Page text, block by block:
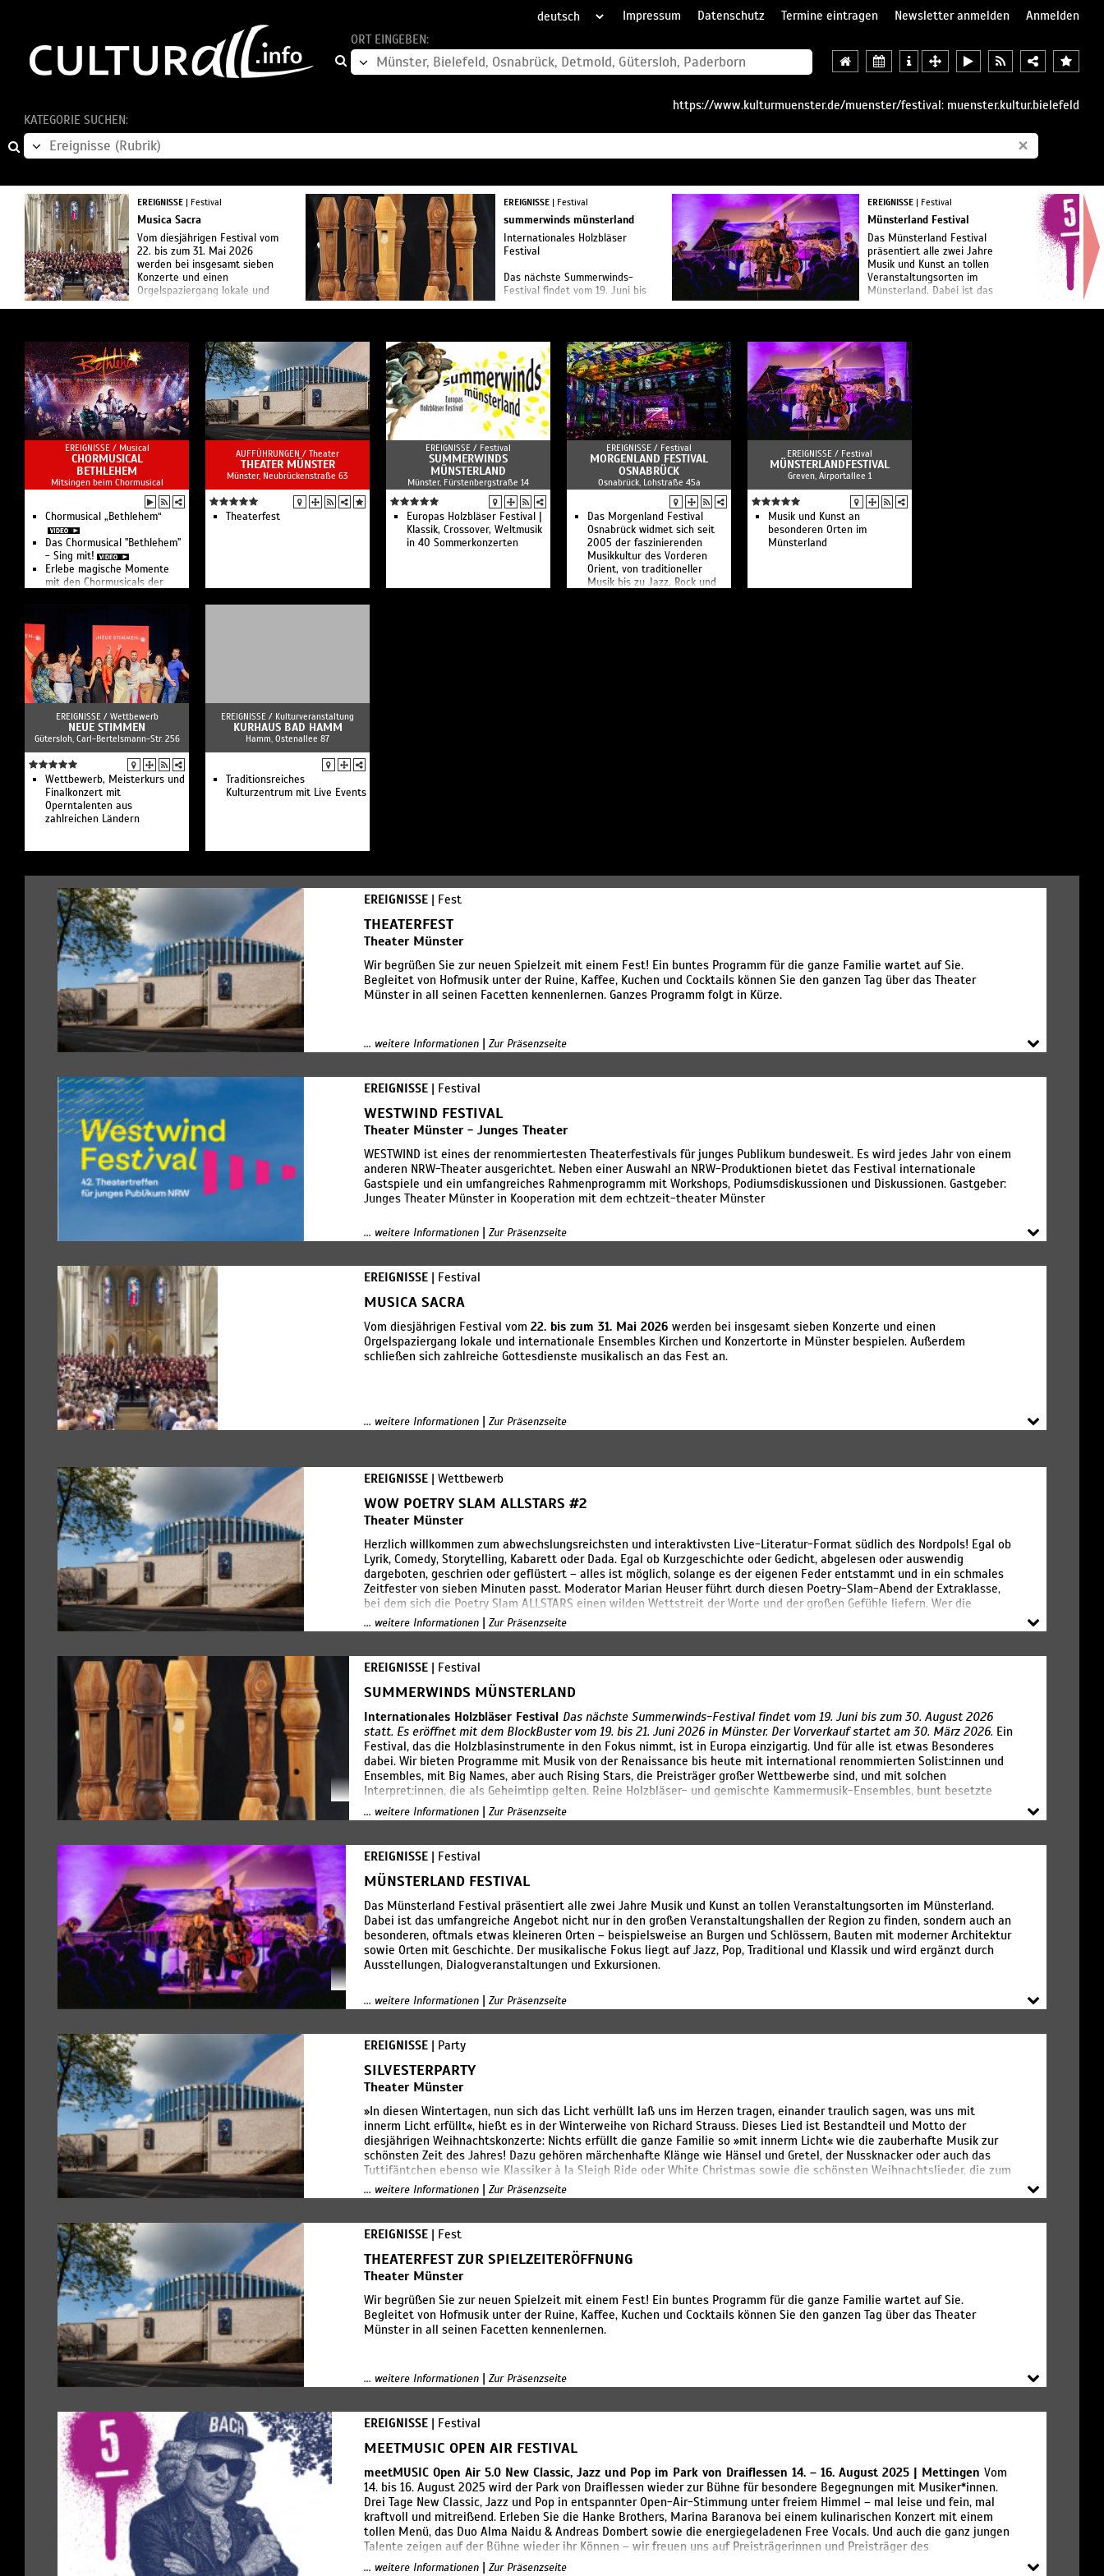
Impressum Datenschutz Termine eintragen Newsletter anmelden
Anmelden
ORT EINGEBEN:
https://www.kulturmuenster.de/muenster/festival: muenster.kultur.bielefeld
KATEGORIE SUCHEN:
×
EREIGNISSE| Festival
Musica Sacra
Vom diesjährigen Festival vom
22. bis zum 31. Mai 2026
werden bei insgesamt sieben
Konzerte und einen
Orgelspaziergang lokale und
EREIGNISSE| Festival
summerwinds münsterland
Internationales Holzbläser
Festival
Das nächste Summerwinds-
Festival findet vom 19. Juni bis
EREIGNISSE | Festival
Münsterland Festival
Das Münsterland Festival
präsentiert alle zwei Jahre
Musik und Kunst an tollen
Veranstaltungsorten im
Münsterland. Dabei ist das
EREIGNISSE / Musical
CHORMUSICAL
BETHLEHEM
Mitsingen beim Chormusical
Chormusical „Bethlehem“
Das Chormusical "Bethlehem"
- Sing mit!
Erlebe magische Momente
mit den Chormusicals der
AUFFÜHRUNGEN / Theater
THEATER MÜNSTER
Münster, Neubrückenstraße 63
Theaterfest
EREIGNISSE / Festival
SUMMERWINDS
MÜNSTERLAND
Münster, Fürstenbergstraße 14
Europas Holzbläser Festival |
Klassik, Crossover, Weltmusik
in 40 Sommerkonzerten
EREIGNISSE / Festival
MORGENLAND FESTIVAL
OSNABRÜCK
Osnabrück, Lohstraße 45a
Das Morgenland Festival
Osnabrück widmet sich seit
2005 der faszinierenden
Musikkultur des Vorderen
Orient, von traditioneller
Musik bis zu Jazz, Rock und
EREIGNISSE / Festival
MÜNSTERLANDFESTIVAL
Greven, Airportallee 1
Musik und Kunst an
besonderen Orten im
Münsterland
EREIGNISSE / Wettbewerb
NEUE STIMMEN
Gütersloh, Carl-Bertelsmann-Str. 256
Wettbewerb, Meisterkurs und
Finalkonzert mit
Operntalenten aus
zahlreichen Ländern
EREIGNISSE / Kulturveranstaltung
KURHAUS BAD HAMM
Hamm, Ostenallee 87
Traditionsreiches
Kulturzentrum mit Live Events
EREIGNISSE | Fest
THEATERFEST
Theater Münster
Wir begrüßen Sie zur neuen Spielzeit mit einem Fest! Ein buntes Programm für die ganze Familie wartet auf Sie.
Begleitet von Hofmusik unter der Ruine, Kaffee, Kuchen und Cocktails können Sie den ganzen Tag über das Theater
Münster in all seinen Facetten kennenlernen. Ganzes Programm folgt in Kürze.
... weitere Informationen | Zur Präsenzseite
EREIGNISSE | Festival
WESTWIND FESTIVAL
Theater Münster - Junges Theater
WESTWIND ist eines der renommiertesten Theaterfestivals für junges Publikum bundesweit. Es wird jedes Jahr von einem
anderen NRW-Theater ausgerichtet. Neben einer Auswahl an NRW-Produktionen bietet das Festival internationale
Gastspiele und ein umfangreiches Rahmenprogramm mit Workshops, Podiumsdiskussionen und Diskussionen. Gastgeber:
Junges Theater Münster in Kooperation mit dem echtzeit-theater Münster
... weitere Informationen | Zur Präsenzseite
EREIGNISSE | Festival
MUSICA SACRA
Vom diesjährigen Festival vom 22. bis zum 31. Mai 2026 werden bei insgesamt sieben Konzerte und einen
Orgelspaziergang lokale und internationale Ensembles Kirchen und Konzertorte in Münster bespielen. Außerdem
schließen sich zahlreiche Gottesdienste musikalisch an das Fest an.
... weitere Informationen | Zur Präsenzseite
EREIGNISSE | Wettbewerb
WOW POETRY SLAM ALLSTARS #2
Theater Münster
Herzlich willkommen zum abwechslungsreichsten und interaktivsten Live-Literatur-Format südlich des Nordpols! Egal ob
Lyrik, Comedy, Storytelling, Kabarett oder Dada. Egal ob Kurzgeschichte oder Gedicht, abgelesen oder auswendig
dargeboten, geschrien oder geflüstert – alles ist möglich, solange es der eigenen Feder entstammt und in ein schmales
Zeitfester von sieben Minuten passt. Moderator Marian Heuser führt durch diesen Poetry-Slam-Abend der Extraklasse,
bei dem sich die Poetry Slam ALLSTARS einen wilden Wettstreit der Worte und der großen Gefühle liefern. Wer die
Trophäe des Abends, die „Goldene Feder“, am Ende mit nach Hause nehmen darf, entscheidet einzig und allein die
schönste Jury der Welt, nämlich das Publikum.
... weitere Informationen | Zur Präsenzseite
EREIGNISSE | Festival
SUMMERWINDS MÜNSTERLAND
Internationales Holzbläser Festival Das nächste Summerwinds-Festival findet vom 19. Juni bis zum 30. August 2026
statt. Es eröffnet mit dem BlockBuster vom 19. bis 21. Juni 2026 in Münster. Der Vorverkauf startet am 30. März 2026. Ein
Festival, das die Holzblasinstrumente in den Fokus nimmt, ist in Europa einzigartig. Und für alle ist etwas Besonderes
dabei. Wir bieten Programme mit Musik von der Renaissance bis heute mit international renommierten Solist:innen und
Ensembles, mit Big Names, aber auch Rising Stars, die Preisträger großer Wettbewerbe sind, und mit solchen
Interpret:innen, die als Geheimtipp gelten. Reine Holzbläser- und gemischte Kammermusik-Ensembles, bunt besetzte
Bands sowie Orchester mit Solist eröffnen die reichen Klangwelten der „woodwinds“. In herkömmlichen und
experimentellen Besetzungen kommen die klassischen Holzblasinstrumente – Blockflöte und Flöte, Oboe, Klarinette,
Birbyne und die Ney sind in originellen Line-ups zu erleben. Klein und fein, immer besonders – auch die Summerwinds-
Spielorte sind eine Reise wert: das typisch münsterländische Wasserschloss oder das „Westfälische Versailles“, der
umgenutzte Gutshof oder das klassizistische Herrenhaus, barocke und zeitgenössische, atmosphärisch und akustisch
Kunst-, Heimat- oder Themenmuseum, das Theater. Wer die Konzerte besucht, lernt auch die Region, ihre Gegenwart und
ihre Geschichte, Land und Leute kennen. Lassen Sie sich in diesem Sommer von unsrer Musik durchwehn! Herzlich lade
ich Sie zu sanften Brisen und musikalischen Stürmen im Münsterland ein. Susanne SchulteIntendantin, Leiterin der GWK-
Gesellschaft für Westfälische Kulturarbeit
... weitere Informationen | Zur Präsenzseite
EREIGNISSE | Festival
MÜNSTERLAND FESTIVAL
Das Münsterland Festival präsentiert alle zwei Jahre Musik und Kunst an tollen Veranstaltungsorten im Münsterland.
Dabei ist das umfangreiche Angebot nicht nur in den großen Veranstaltungshallen der Region zu finden, sondern auch an
besonderen, oftmals etwas kleineren Orten – beispielsweise an Burgen und Schlössern, Bauten mit moderner Architektur
sowie Orten mit Geschichte. Der musikalische Fokus liegt auf Jazz, Pop, Traditional und Klassik und wird ergänzt durch
Ausstellungen, Dialogveranstaltungen und Exkursionen.
... weitere Informationen | Zur Präsenzseite
EREIGNISSE | Party
SILVESTERPARTY
Theater Münster
»In diesen Wintertagen, nun sich das Licht verhüllt laß uns im Herzen tragen, einander traulich sagen, was uns mit
innerm Licht erfüllt«, hießt es in der Winterweihe von Richard Strauss. Dieses Lied ist Bestandteil und Motto der
diesjährigen Weihnachtskonzerte: Nichts erfüllt die ganze Familie so »mit innerm Licht« wie die zauberhafte Musik zur
schönsten Zeit des Jahres! Dazu gehören märchenhafte Klänge wie Hänsel und Gretel, der Nussknacker oder auch das
Tuttifäntchen ebenso wie Klassiker à la Sleigh Ride oder White Christmas sowie die schönsten Weihnachtslieder, die zum
Mitsingen einladen.
... weitere Informationen | Zur Präsenzseite
EREIGNISSE | Fest
THEATERFEST ZUR SPIELZEITERÖFFNUNG
Theater Münster
Wir begrüßen Sie zur neuen Spielzeit mit einem Fest! Ein buntes Programm für die ganze Familie wartet auf Sie.
Begleitet von Hofmusik unter der Ruine, Kaffee, Kuchen und Cocktails können Sie den ganzen Tag über das Theater
Münster in all seinen Facetten kennenlernen.
... weitere Informationen | Zur Präsenzseite
EREIGNISSE | Festival
MEETMUSIC OPEN AIR FESTIVAL
meetMUSIC Open Air 5.0 New Classic, Jazz und Pop im Park von Draiflessen 14. – 16. August 2025 | Mettingen Vom
14. bis 16. August 2025 wird der Park von Draiflessen wieder zur Bühne für besondere Begegnungen mit Musiker*innen.
Drei Tage New Classic, Jazz und Pop in entspannter Open-Air-Stimmung unter freiem Himmel – mal leise und fein, mal
kraftvoll und mitreißend. Erleben Sie die Hanke Brothers, Marina Baranova bei einem kulinarischen Konzert mit einem
tollen Menü, das Duo Alma Naidu & Andreas Dombert sowie die energiegeladenen Free Vocals. Und auch die ganz jungen
Talente zeigen auf der Bühne wieder ihr Können – wir freuen uns auf Preisträgerinnen und Preisträger des
Bundeswettbewerbs Jugend musiziert. Alle Konzerte werden unterhaltsam begleitet von Moderator Malte Arkona.
... weitere Informationen | Zur Präsenzseite